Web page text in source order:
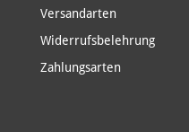
Versandarten
Widerrufsbelehrung
Zahlungsarten